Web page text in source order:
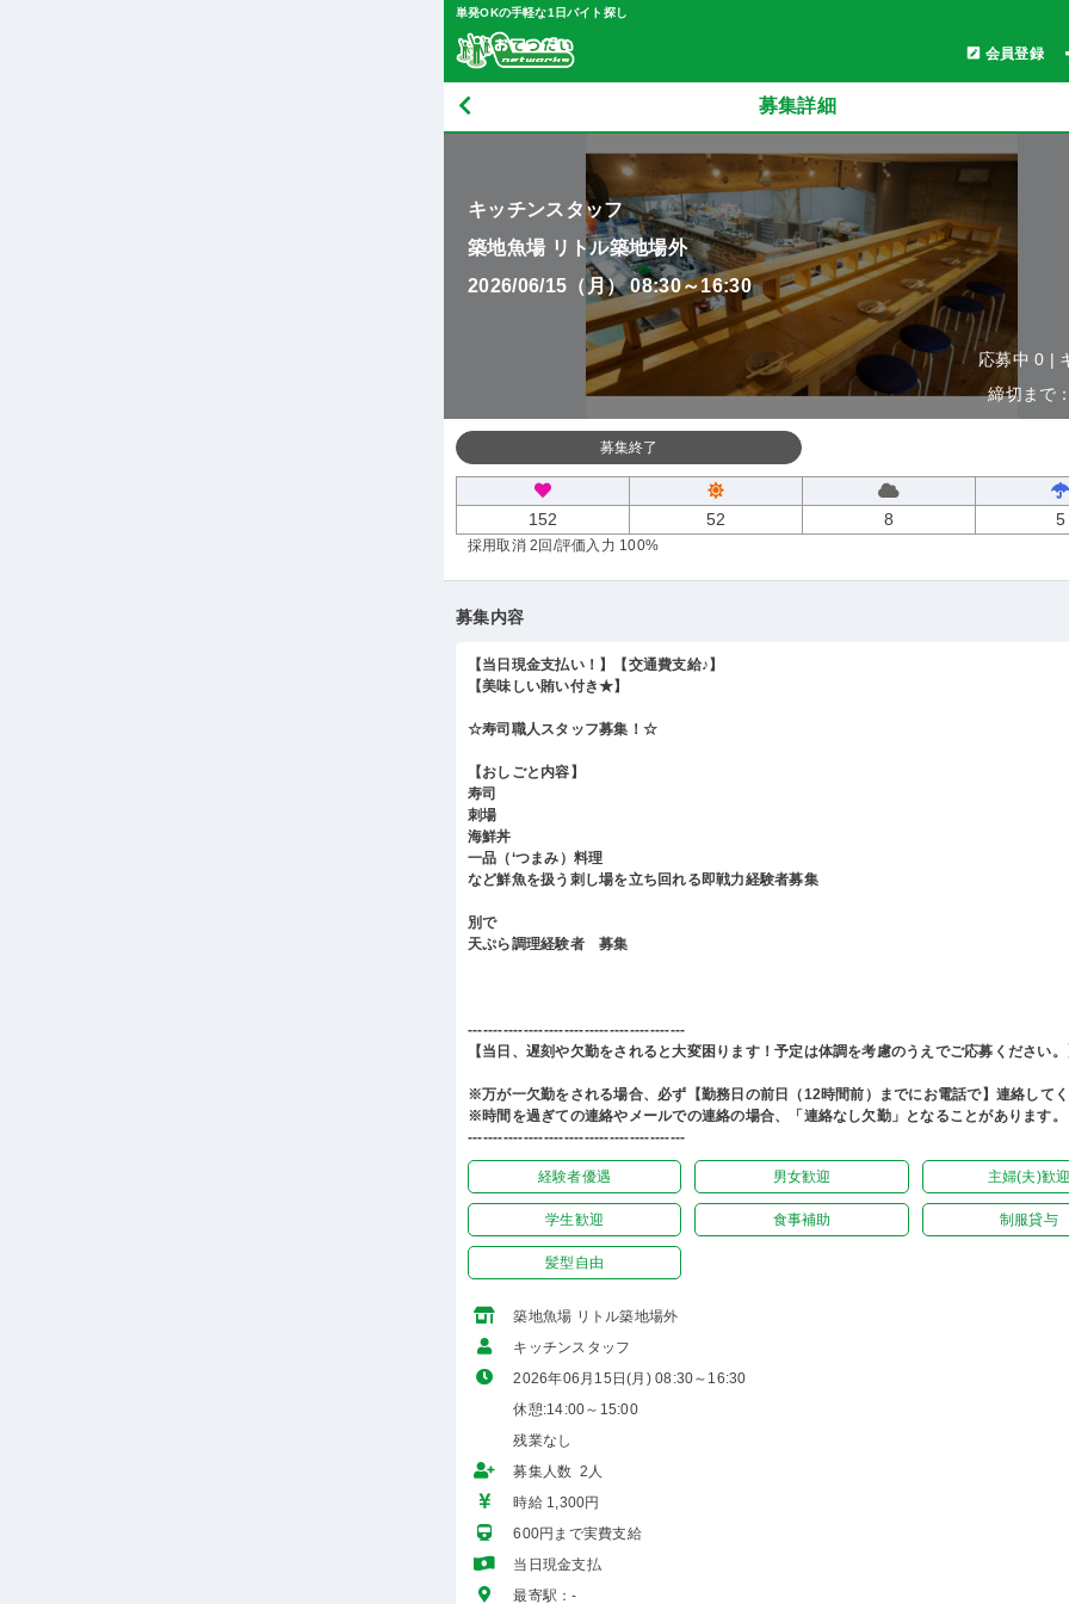
単発OKの手軽な1日バイト探し
会員登録
募集詳細
キッチンスタッフ
築地魚場 リトル築地場外
2026/06/15（月） 08:30～16:30
応募中 0 |
締切まで
募集終了
152 52 8 5
採用取消 2回 /評価入力 100%
募集内容
【当日現金支払い！】【交通費支給♪】
【美味しい賄い付き★】
☆寿司職人スタッフ募集！☆
【おしごと内容】
寿司
刺場
海鮮丼
一品（‘つまみ）料理
など鮮魚を扱う刺し場を立ち回れる即戦力経験者募集
別で
天ぷら調理経験者 募集
-------------------------------------------
【当日、遅刻や欠勤をされると大変困ります！予定は体調を考慮のうえでご応募ください
※万が一欠勤をされる場合、必ず【勤務日の前日（12時間前）までにお電話で】連絡して
※時間を過ぎての連絡やメールでの連絡の場合、「連絡なし欠勤」となることがあります。
-------------------------------------------
経験者優遇 男女歓迎 主婦(夫)歓
学生歓迎 食事補助 制服貸与
髪型自由
築地魚場 リトル築地場外
キッチンスタッフ
2026年06月15日(月) 08:30～16:30
休憩:14:00～15:00
残業なし
募集人数 2人
時給 1,300円
600円まで実費支給
当日現金支払
最寄駅：-